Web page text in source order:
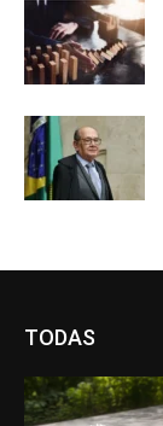
TODAS